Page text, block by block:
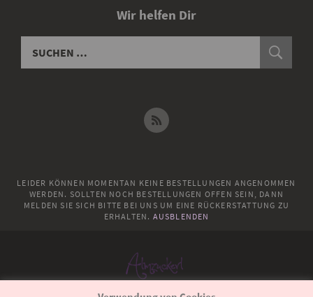
Wir helfen Dir
LEIDER KÖNNEN MOMENTAN KEINE BESTELLUNGEN ANGENOMMEN
WERDEN. SOLLTEN NOCH BESTELLUNGEN OFFEN SEIN, DANN
MELDEN SIE SICH BITTE BEI UNS UM EINE RÜCKERSTATTUNG ZU
ERHALTEN. AUSBLENDEN